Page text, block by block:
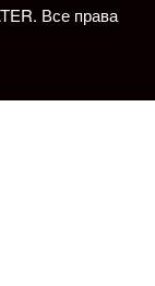
Все права